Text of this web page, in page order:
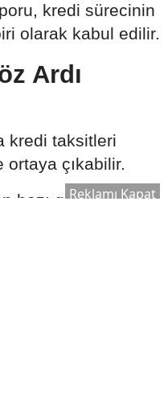
kredi sürecinin
olarak kabul edilir.
Ardı
kredi taksitleri
ortaya çıkabilir.
bazı giderlerReklamı Kapat